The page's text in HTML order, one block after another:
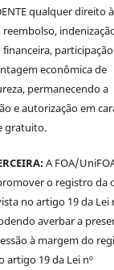
qualquer direito à
econômica de
permanecendo a
e autorização em
gratuito.
A FOA/
o registro da
no artigo 19 da Lei
averbar a
à margem do
artigo 19 da Lei nº